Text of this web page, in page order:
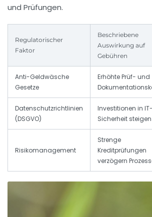
und Prüfungen.
Regulatorischer
Faktor
Beschriebene
Auswirkung auf
Gebühren
Anti-Geldwäsche
Gesetze
Erhöhte Prüf- und
Datenschutzrichtlinien
(DSGVO)
Investitionen in IT-
Sicherheit steigen
Risikomanagement
Strenge
Kreditprüfungen
verzögern